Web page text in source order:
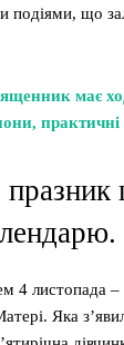
подіями, що
має
празник
4 листопада
Яка